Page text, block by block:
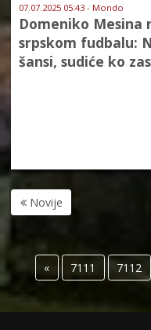
07.07.2025 05:43 - Mondo
Domeniko Mesina
srpskom fudbalu:
šansi, sudiće ko
Novije
« 7111 7112